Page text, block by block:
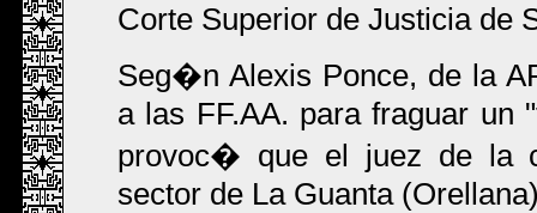
Corte Superior de Justicia de
Seg�n Alexis Ponce, de la
a las FF.AA. para fraguar un
provoc� que el juez de la
sector de La Guanta